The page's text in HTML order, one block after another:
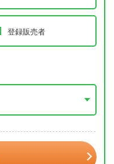
登録販売者